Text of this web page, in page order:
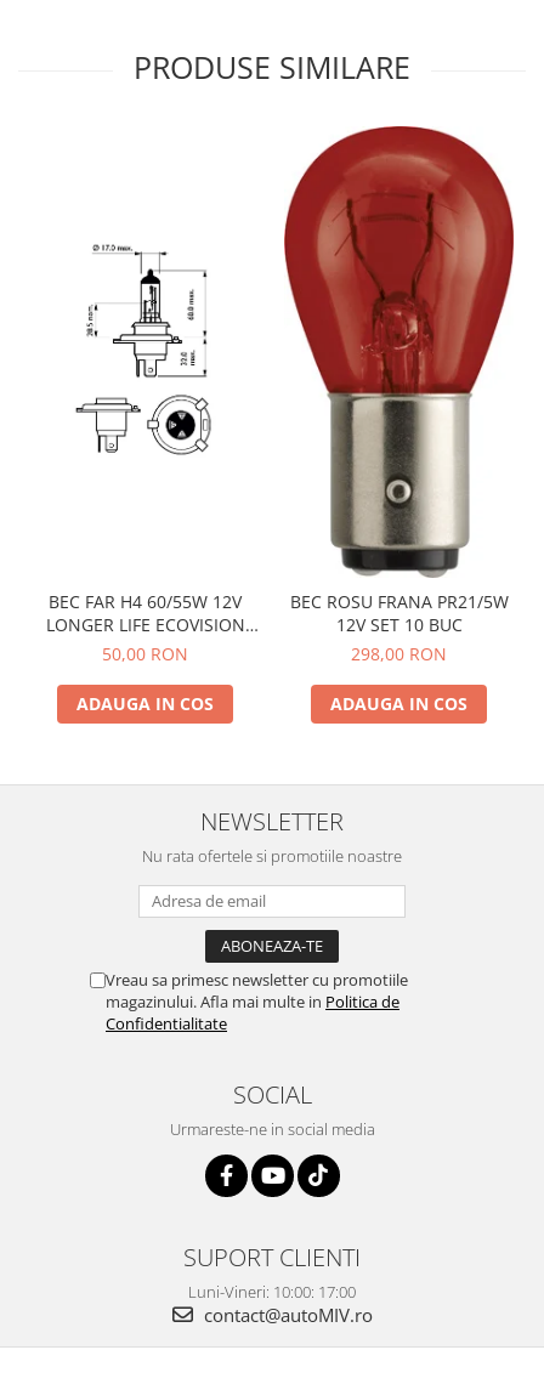
PRODUSE SIMILARE
BEC FAR H4 60/55W 12V
LONGER LIFE ECOVISION
PHILIPS
50,00 RON
ADAUGA IN COS
BEC ROSU FRANA PR21/5W
12V SET 10 BUC
298,00 RON
ADAUGA IN COS
NEWSLETTER
Nu rata ofertele si promotiile noastre
Vreau sa primesc newsletter cu promotiile
magazinului. Afla mai multe in Politica de
Confidentialitate
SOCIAL
Urmareste-ne in social media
SUPORT CLIENTI
Luni-Vineri: 10:00: 17:00
contact@autoMIV.ro